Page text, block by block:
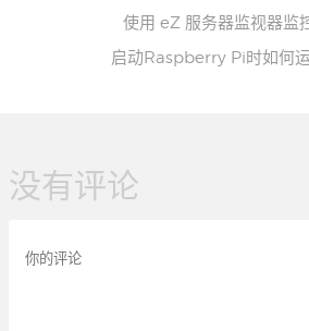
使用 eZ 服务器监视器监
启动Raspberry Pi时如何运
没有评论